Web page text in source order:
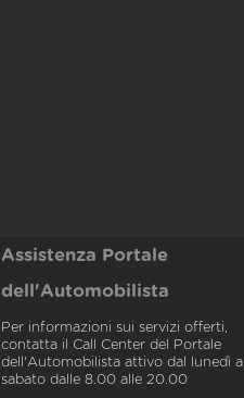
Assistenza Portale
dell'Automobilista
Per informazioni sui servizi offerti,
contatta il Call Center del Portale
dell'Automobilista attivo dal lunedì al
sabato dalle 8.00 alle 20.00